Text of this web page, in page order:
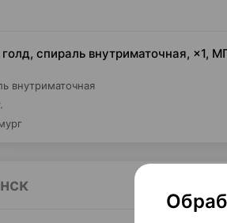
спираль внутриматочная, ×1,
внутриматочная